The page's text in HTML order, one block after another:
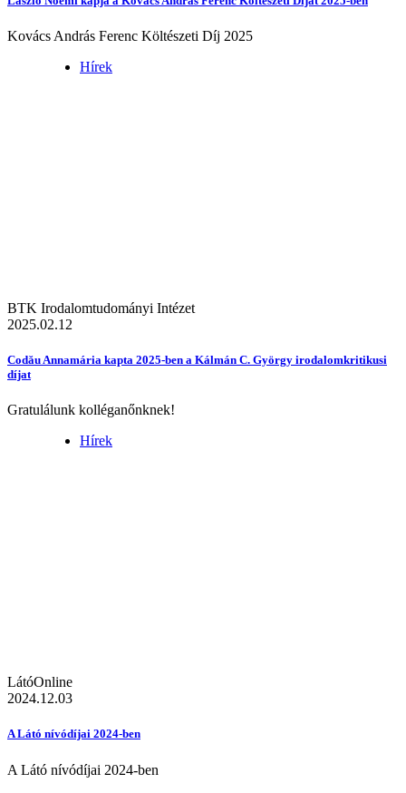
Kovács András Ferenc Költészeti Díj 2025
Hírek
BTK Irodalomtudományi Intézet
2025.02.12
Codău Annamária kapta 2025-ben a Kálmán C. György irodalomkritikusi
díjat
Gratulálunk kolléganőnknek!
Hírek
LátóOnline
2024.12.03
A Látó nívódíjai 2024-ben
A Látó nívódíjai 2024-ben